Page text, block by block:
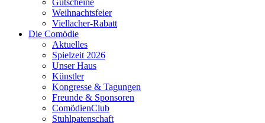
Gutscheine
Weihnachtsfeier
Viellacher-Rabatt
Die Comödie
Aktuelles
Spielzeit 2026
Unser Haus
Künstler
Kongresse & Tagungen
Freunde & Sponsoren
ComödienClub
Stuhlpatenschaft